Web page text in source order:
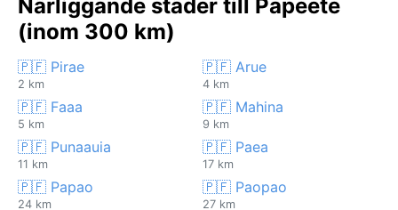
Närliggande städer till Papeete
(inom 300 km)
🇵🇫 Pirae
2 km
🇵🇫 Arue
4 km
🇵🇫 Faaa
5 km
🇵🇫 Mahina
9 km
🇵🇫 Punaauia
11 km
🇵🇫 Paea
17 km
🇵🇫 Papao
24 km
🇵🇫 Paopao
27 km